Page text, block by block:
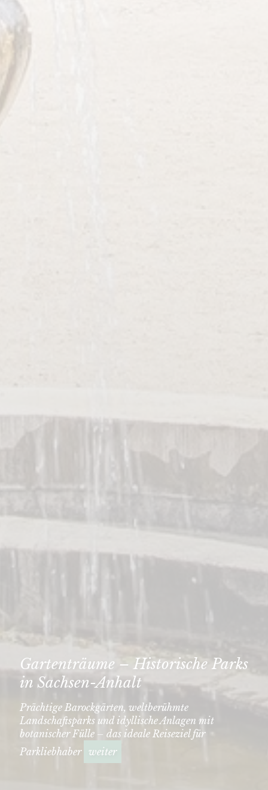
Gartenträume – Historische Parks
in Sachsen-Anhalt
Prächtige Barockgärten, weltberühmte
Landschaftsparks und idyllische Anlagen mit
botanischer Fülle – das ideale Reiseziel für
Parkliebhaber weiter